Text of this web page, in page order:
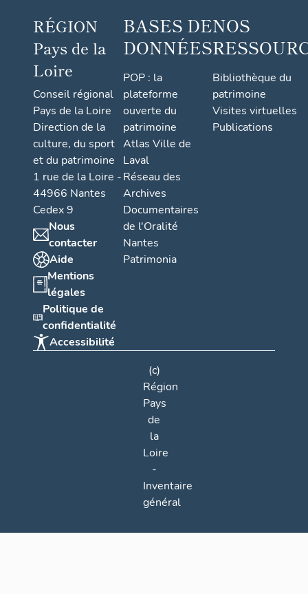
RÉGION
Pays de la
Loire
Conseil régional
Pays de la Loire
Direction de la
culture, du sport
et du patrimoine
1 rue de la Loire -
44966 Nantes
Cedex 9
Nous
contacter
Aide
Mentions
légales
Politique de
confidentialité
Accessibilité
BASES DE
DONNÉES
POP : la
plateforme
ouverte du
patrimoine
Atlas Ville de
Laval
Réseau des
Archives
Documentaires
de l'Oralité
Nantes
Patrimonia
NOS
Bibliothèque du
patrimoine
Visites virtuelles
Publications
(c)
Région
Pays
de
la
Loire
-
Inventaire
général